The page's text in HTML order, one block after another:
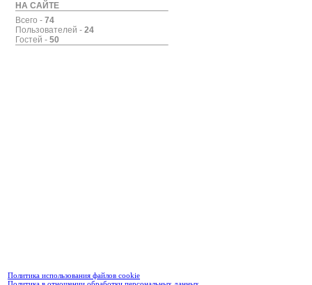
НА САЙТЕ
Всего - 74
Пользователей - 24
Гостей - 50
Политика использования файлов cookie